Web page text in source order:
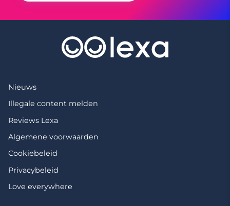
Nieuws
Illegale content melden
Reviews Lexa
Algemene voorwaarden
Cookiebeleid
Privacybeleid
Love everywhere